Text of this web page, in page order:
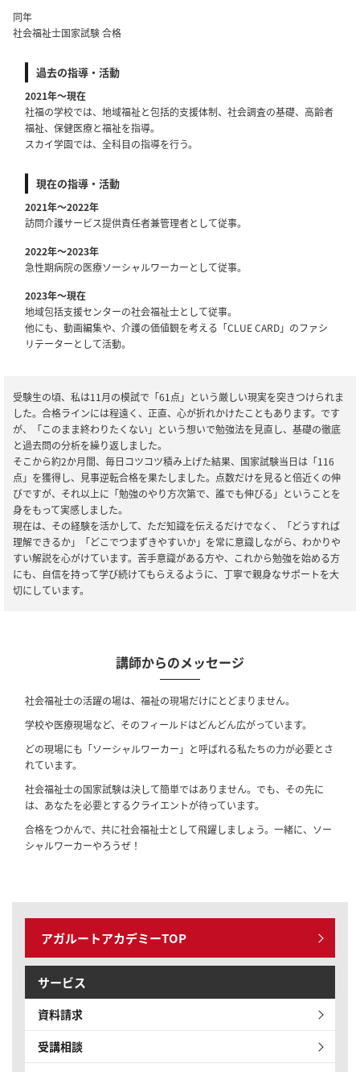
同年
社会福祉士国家試験 合格
過去の指導・活動
2021年～現在
社福の学校では、地域福祉と包括的支援体制、社会調査の基礎、高齢者
福祉、保健医療と福祉を指導。
スカイ学園では、全科目の指導を行う。
現在の指導・活動
2021年～2022年
訪問介護サービス提供責任者兼管理者として従事。
2022年～2023年
急性期病院の医療ソーシャルワーカーとして従事。
2023年～現在
地域包括支援センターの社会福祉士として従事。
他にも、動画編集や、介護の価値観を考える「CLUE CARD」のファシ
リテーターとして活動。
受験生の頃、私は11月の模試で「61点」という厳しい現実を突きつけられま
した。合格ラインには程遠く、正直、心が折れかけたこともあります。です
が、「このまま終わりたくない」という想いで勉強法を見直し、基礎の徹底
と過去問の分析を繰り返しました。
そこから約2か月間、毎日コツコツ積み上げた結果、国家試験当日は「116
点」を獲得し、見事逆転合格を果たしました。点数だけを見ると倍近くの伸
びですが、それ以上に「勉強のやり方次第で、誰でも伸びる」ということを
身をもって実感しました。
現在は、その経験を活かして、ただ知識を伝えるだけでなく、「どうすれば
理解できるか」「どこでつまずきやすいか」を常に意識しながら、わかりや
すい解説を心がけています。苦手意識がある方や、これから勉強を始める方
にも、自信を持って学び続けてもらえるように、丁寧で親身なサポートを大
切にしています。
講師からのメッセージ
社会福祉士の活躍の場は、福祉の現場だけにとどまりません。
学校や医療現場など、そのフィールドはどんどん広がっています。
どの現場にも「ソーシャルワーカー」と呼ばれる私たちの力が必要とさ
れています。
社会福祉士の国家試験は決して簡単ではありません。でも、その先に
は、あなたを必要とするクライエントが待っています。
合格をつかんで、共に社会福祉士として飛躍しましょう。一緒に、ソー
シャルワーカーやろうぜ！
アガルートアカデミーTOP
サービス
資料請求
受講相談